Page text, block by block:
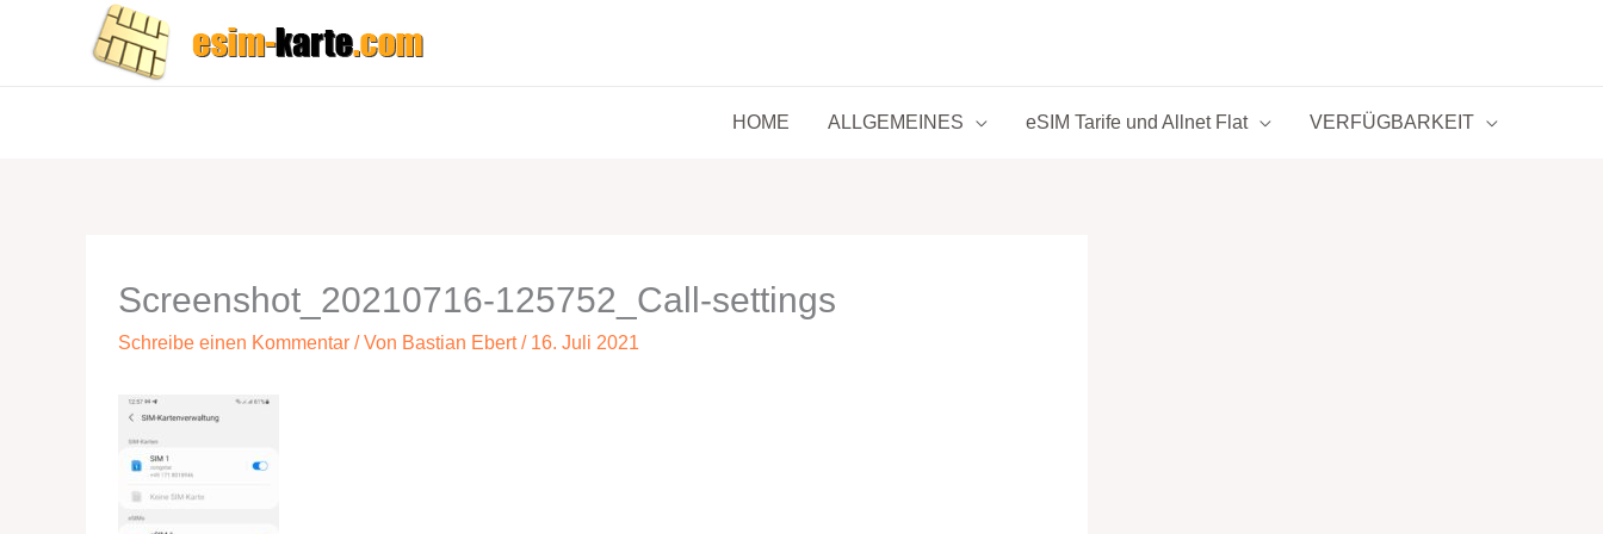
HOME
ALLGEMEINES eSIM Tarife und Allnet Flat VERFÜGBARKEIT
Screenshot_20210716-125752_Call-settings
Schreibe einen Kommentar / Von Bastian Ebert/ 16. Juli 2021